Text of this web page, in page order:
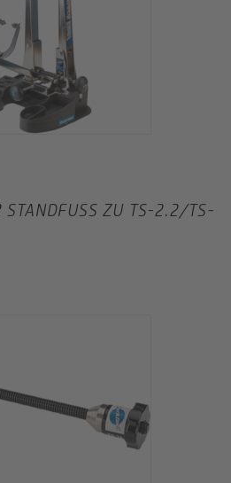
STANDFUSS ZU TS-2.2/TS-